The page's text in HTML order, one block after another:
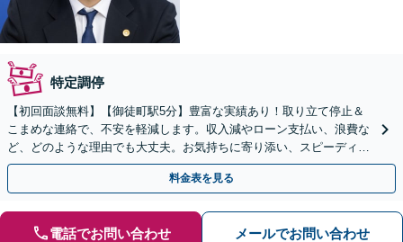
特定調停
【初回面談無料】【御徒町駅5分】豊富な実績あり！取り立て停止＆
こまめな連絡で、不安を軽減します。収入減やローン支払い、浪費な
ど、どのような理由でも大丈夫。お気持ちに寄り添い、スピーディー
な解決を目指します【休日・夜間面談可】
料金表を見る
電話でお問い合わせ メールでお問い合わせ